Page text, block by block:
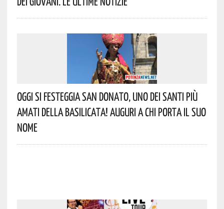
Oggi Si Festeggia San Donato, Uno Dei Santi Più
Amati Della Basilicata! Auguri A Chi Porta Il Suo
Nome